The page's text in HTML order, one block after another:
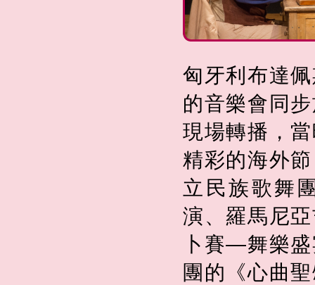
匈牙利布達
的音樂會同
現場轉播，
精彩的海外
立民族歌舞
演、羅馬尼
卜賽—舞樂
團的《心曲